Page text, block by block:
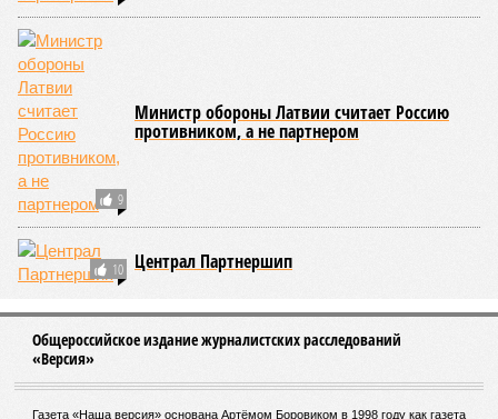
9
Министр обороны Латвии считает Россию
противником, а не партнером
10 Централ Партнершип
Общероссийское издание журналистских расследований
«Версия»
Газета «Наша версия» основана Артёмом Боровиком в 1998 году как газета